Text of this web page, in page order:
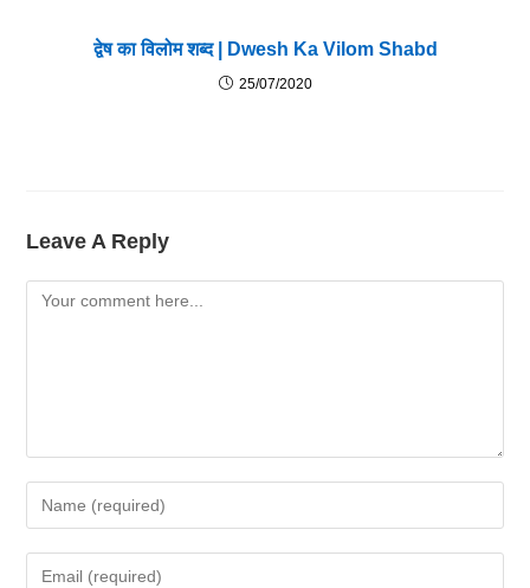
द्वेष का विलोम शब्द | Dwesh Ka Vilom Shabd
25/07/2020
Leave A Reply
Comment
Your
Name
Or